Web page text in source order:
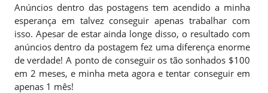
Anúncios dentro das postagens tem acendido a minha
esperança em talvez conseguir apenas trabalhar com
isso. Apesar de estar ainda longe disso, o resultado com
anúncios dentro da postagem fez uma diferença enorme
de verdade! A ponto de conseguir os tão sonhados $100
em 2 meses, e minha meta agora e tentar conseguir em
apenas 1 mês!